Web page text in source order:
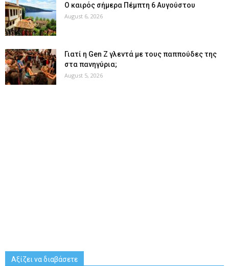
Ο καιρός σήμερα Πέμπτη 6 Αυγούστου
August 6, 2026
Γιατί η Gen Z γλεντά με τους παππούδες της
στα πανηγύρια;
August 5, 2026
Αξίζει να διαβάσετε